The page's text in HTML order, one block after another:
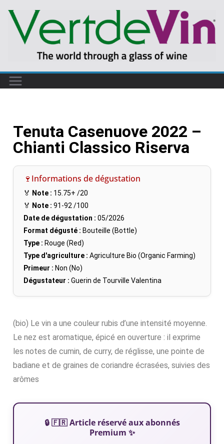
Tenuta Casenuove 2022 –
Chianti Classico Riserva
🍷Informations de dégustation
🏅 Note : 15.75+ /20
🏅 Note : 91-92 /100
Date de dégustation : 05/2026
Format dégusté : Bouteille (Bottle)
Type : Rouge (Red)
Type d'agriculture : Agriculture Bio (Organic Farming)
Primeur : Non (No)
Dégustateur : Guerin de Tourville Valentina
(bio) Le vin a une couleur rubis d’une intensité moyenne.
Le nez est aromatique, épicé en ouverture : il exprime
les notes de cumin, de curry, de réglisse, une pointe de
badiane et de graines de coriandre écrasées, suivies des
arômes
🔒 🇫🇷 Article réservé aux abonnés
Premium ✨